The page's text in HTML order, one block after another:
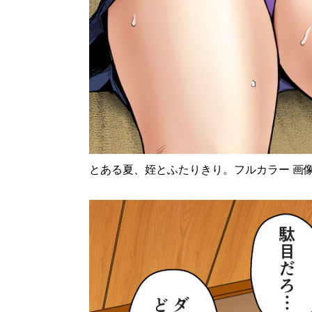
とある夏、姪とふたりきり。フルカラー 画